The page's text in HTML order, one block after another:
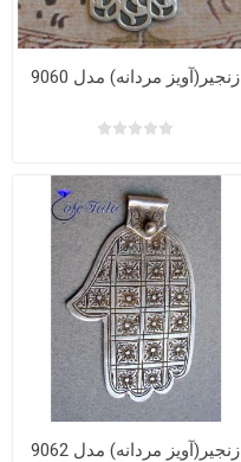
زنجیر(آویز مردانه) مدل 9060
زنجیر(آویز مردانه) مدل 9062